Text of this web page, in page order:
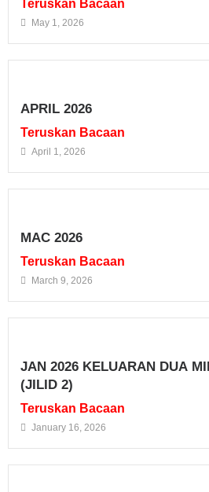
Teruskan Bacaan
May 1, 2026
APRIL 2026
Teruskan Bacaan
April 1, 2026
MAC 2026
Teruskan Bacaan
March 9, 2026
JAN 2026 KELUARAN DUA
(JILID 2)
Teruskan Bacaan
January 16, 2026